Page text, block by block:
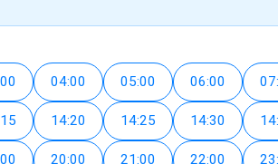
04:00 05:00 06:00
14:20 14:25 14:30
20:00 21:00 22:00